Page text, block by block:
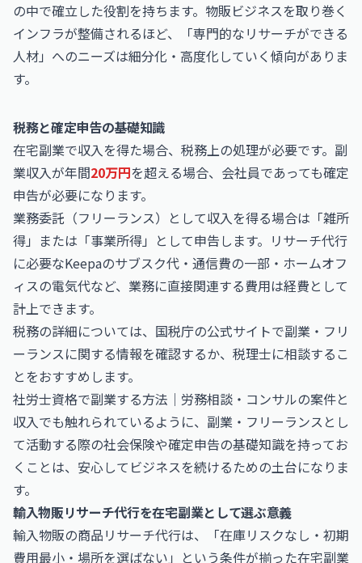
の中で確立した役割を持ちます。物販ビジネスを取り巻く
インフラが整備されるほど、「専門的なリサーチができる
人材」へのニーズは細分化・高度化していく傾向がありま
す。
税務と確定申告の基礎知識
在宅副業で収入を得た場合、税務上の処理が必要です。副
業収入が年間20万円を超える場合、会社員であっても確定
申告が必要になります。
業務委託（フリーランス）として収入を得る場合は「雑所
得」または「事業所得」として申告します。リサーチ代行
に必要なKeepaのサブスク代・通信費の一部・ホームオフ
ィスの電気代など、業務に直接関連する費用は経費として
計上できます。
税務の詳細については、 国税庁の公式サイトで副業・フリ
ーランスに関する情報を確認するか、税理士に相談するこ
とをおすすめします。
社労士資格で副業する方法｜労務相談・コンサルの案件と
収入でも触れられているように、副業・フリーランスとし
て活動する際の社会保険や確定申告の基礎知識を持ってお
くことは、安心してビジネスを続けるための土台になりま
す。
輸入物販リサーチ代行を在宅副業として選ぶ意義
輸入物販の商品リサーチ代行は、「在庫リスクなし・初期
費用最小・場所を選ばない」という条件が揃った在宅副業